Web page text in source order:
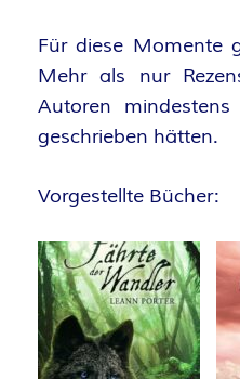
Für diese Momente
Mehr als nur
Autoren
geschrieben hätten.
Vorgestellte Bücher: